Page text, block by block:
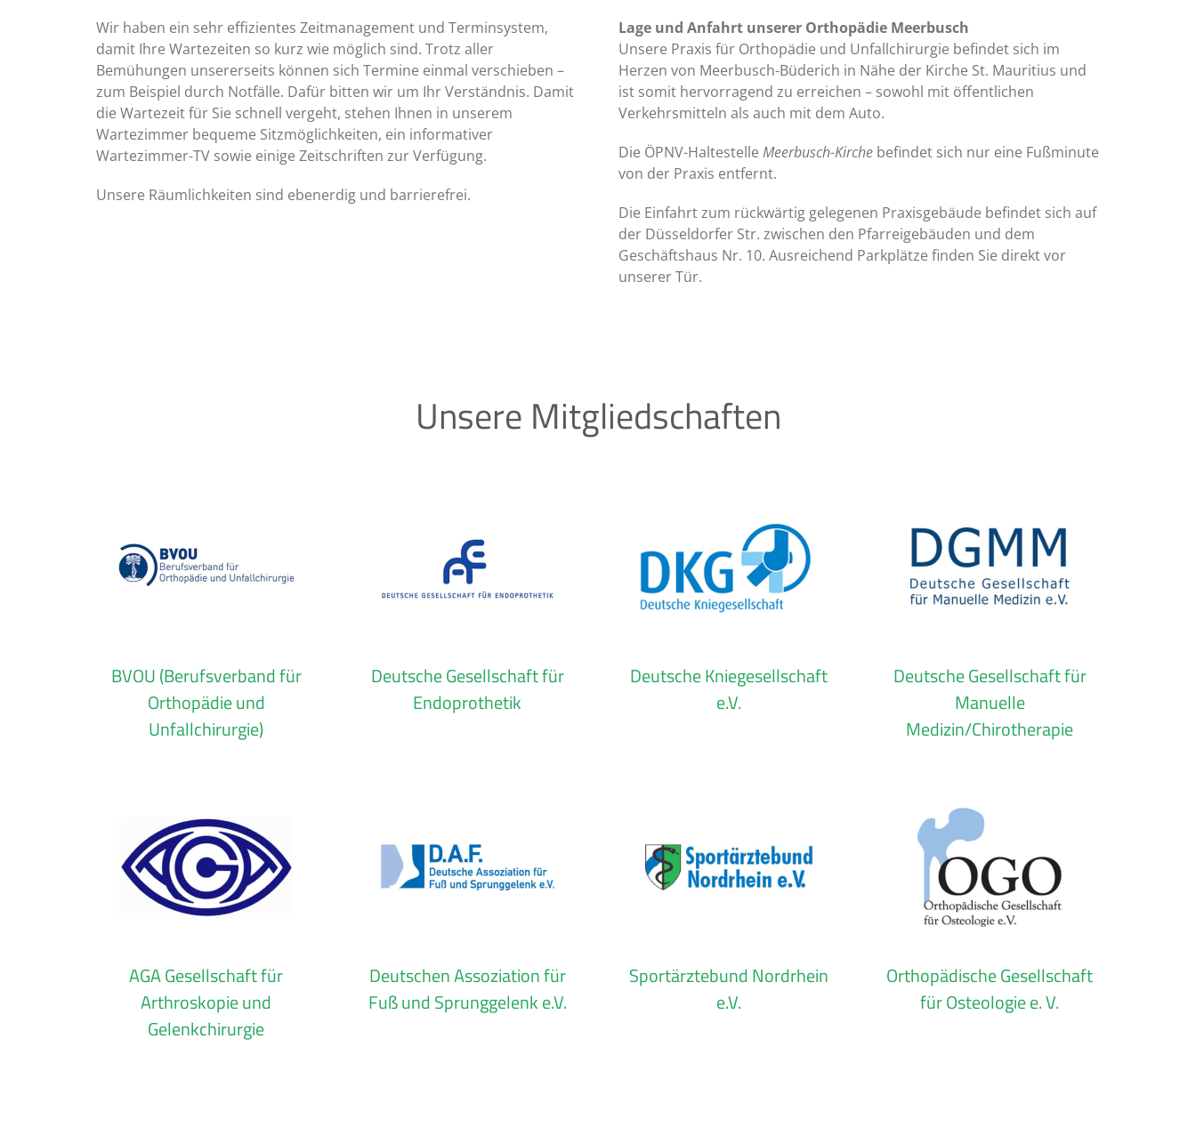
Wir haben ein sehr effizientes Zeitmanagement und Terminsystem,
damit Ihre Wartezeiten so kurz wie möglich sind. Trotz aller
Bemühungen unsererseits können sich Termine einmal verschieben –
zum Beispiel durch Notfälle. Dafür bitten wir um Ihr Verständnis. Damit
die Wartezeit für Sie schnell vergeht, stehen Ihnen in unserem
Wartezimmer bequeme Sitzmöglichkeiten, ein informativer
Wartezimmer-TV sowie einige Zeitschriften zur Verfügung.
Unsere Räumlichkeiten sind ebenerdig und barrierefrei.
Lage und Anfahrt unserer Orthopädie Meerbusch
Unsere Praxis für Orthopädie und Unfallchirurgie befindet sich im
Herzen von Meerbusch-Büderich in Nähe der Kirche St. Mauritius und
ist somit hervorragend zu erreichen – sowohl mit öffentlichen
Verkehrsmitteln als auch mit dem Auto.
Die ÖPNV-Haltestelle Meerbusch-Kirchebefindet sich nur eine Fußminute
von der Praxis entfernt.
Die Einfahrt zum rückwärtig gelegenen Praxisgebäude befindet sich auf
der Düsseldorfer Str. zwischen den Pfarreigebäuden und dem
Geschäftshaus Nr. 10. Ausreichend Parkplätze finden Sie direkt vor
unserer Tür.
Unsere Mitgliedschaften
BVOU (Berufsverband für
Orthopädie und
Unfallchirurgie)
Deutsche Gesellschaft für
Endoprothetik
Deutsche Kniegesellschaft
e.V.
Deutsche Gesellschaft für
Manuelle
Medizin/Chirotherapie
AGA Gesellschaft für
Arthroskopie und
Gelenkchirurgie
Deutschen Assoziation für
Fuß und Sprunggelenk e.V.
Sportärztebund Nordrhein
e.V.
Orthopädische Gesellschaft
für Osteologie e. V.